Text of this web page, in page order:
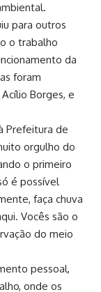
para outros
o trabalho
da
foram
Borges, e
Prefeitura de
orgulho do
o primeiro
é possível
faça chuva
Vocês são o
do meio
pessoal,
onde os